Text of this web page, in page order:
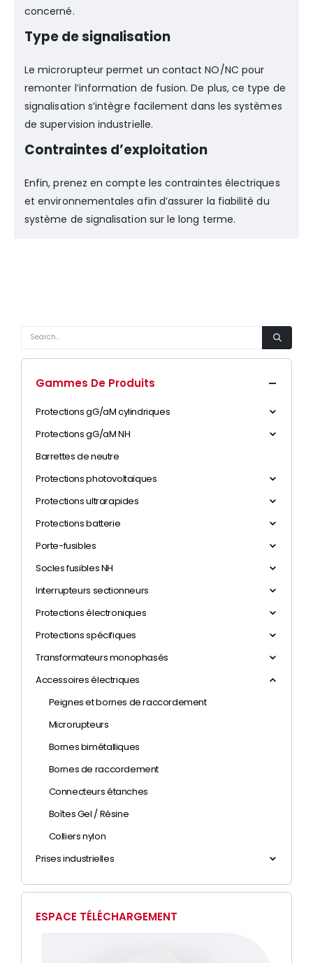
concerné.
Type de signalisation
Le microrupteur permet un contact NO/NC pour
remonter l’information de fusion. De plus, ce type de
signalisation s’intègre facilement dans les systèmes
de supervision industrielle.
Contraintes d’exploitation
Enfin, prenez en compte les contraintes électriques
et environnementales afin d’assurer la fiabilité du
système de signalisation sur le long terme.
Gammes De Produits
Protections gG/aM cylindriques
Protections gG/aM NH
Barrettes de neutre
Protections photovoltaïques
Protections ultrarapides
Protections batterie
Porte-fusibles
Socles fusibles NH
Interrupteurs sectionneurs
Protections électroniques
Protections spécifiques
Transformateurs monophasés
Accessoires électriques
Peignes et bornes de raccordement
Microrupteurs
Bornes bimétalliques
Bornes de raccordement
Connecteurs étanches
Boîtes Gel / Résine
Colliers nylon
Prises industrielles
ESPACE TÉLÉCHARGEMENT